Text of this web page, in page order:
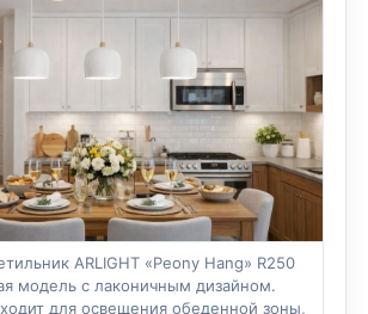
ARLIGHT «Peony Hang» R250
модель с лаконичным дизайном.
для освещения обеденной зоны,